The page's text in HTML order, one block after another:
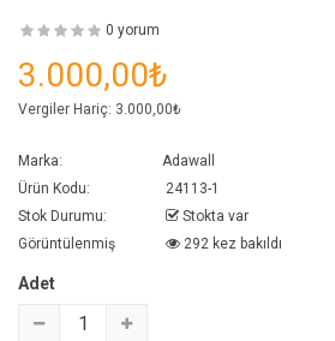
0 yorum
3.000,00₺
Vergiler Hariç: 3.000,00₺
Marka:
Adawall
Ürün Kodu:
24113-1
Stok Durumu:
Stokta var
Görüntülenmiş
292 kez bakıldı
Adet